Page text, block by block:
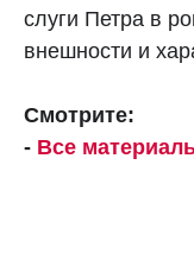
слуги Петра в
внешности и
Смотрите:
- Все